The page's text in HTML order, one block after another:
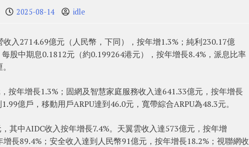
2025-08-14 idle
入2714.69億元（人民幣，下同），按年增1.3%；純利230.17億
股中期息0.1812元（約0.199264港元），按年增長8.4%，派息比率
按年增長1.3%；固網及智慧家庭服務收入達641.33億元，按年增長
億戶，移動用戶ARPU達到46.0元，寬帶綜合ARPU為48.3元。
其中AIDC收入按年增長7.4%。天翼雲收入達573億元，按年增
長89.4%；安全收入達到人民幣91億元，按年增長18.2%；視聯網收